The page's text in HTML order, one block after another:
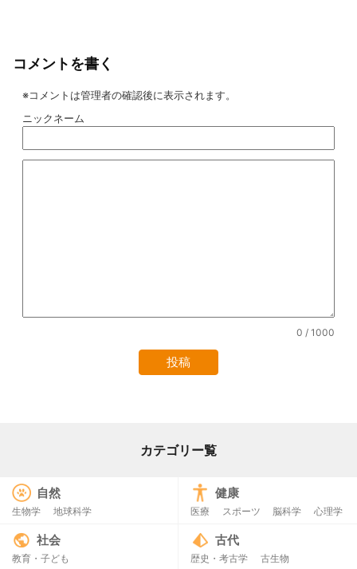
コメントを書く
※コメントは管理者の確認後に表示されます。
ニックネーム
0 / 1000
カテゴリー覧
自然
生物学 地球科学
健康
医療 スポーツ 脳科学 心理学
社会
教育・子ども
古代
歴史・考古学 古生物